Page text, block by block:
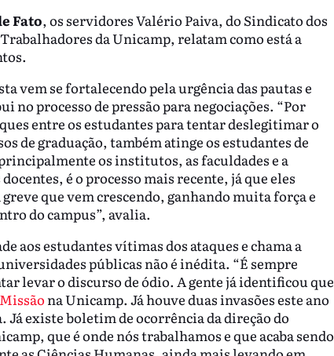
Fato, os servidores Valério Paiva, do Sindicato dos
da Unicamp, relatam como está a
vem se fortalecendo pela urgência das pautas e
processo de pressão para negociações. “Por
entre os estudantes para tentar deslegitimar o
de graduação, também atinge os estudantes de
os institutos, as faculdades e a
é o processo mais recente, já que eles
que vem crescendo, ganhando muita força e
do campus”, avalia.
aos estudantes vítimas dos ataques e chama a
públicas não é inédita. “É sempre
levar o discurso de ódio. A gente já identificou que
na Unicamp. Já houve duas invasões este ano
Já existe boletim de ocorrência da direção do
que é onde nós trabalhamos e que acaba sendo